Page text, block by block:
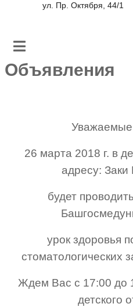
ул. Пр. Октября, 44/1
Объявления
26 марта 2018 г. в
адресу:
будет
урок здоровья
стоматологических
Ждем Вас с 17:00 до
детского